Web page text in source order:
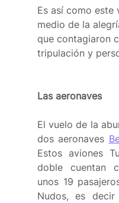
Es así como este
medio de la
que contagiaron
tripulación y
Las aeronaves
El vuelo de la
dos aeronaves
Estos aviones
doble cuentan
unos 19
Nudos, es